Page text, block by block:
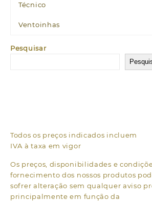
Técnico
Ventoinhas
Pesquisar
Todos os preços indicados incluem
IVA à taxa em vigor
Os preços, disponibilidades e
fornecimento dos nossos produtos
sofrer alteração sem qualquer aviso
principalmente em função da